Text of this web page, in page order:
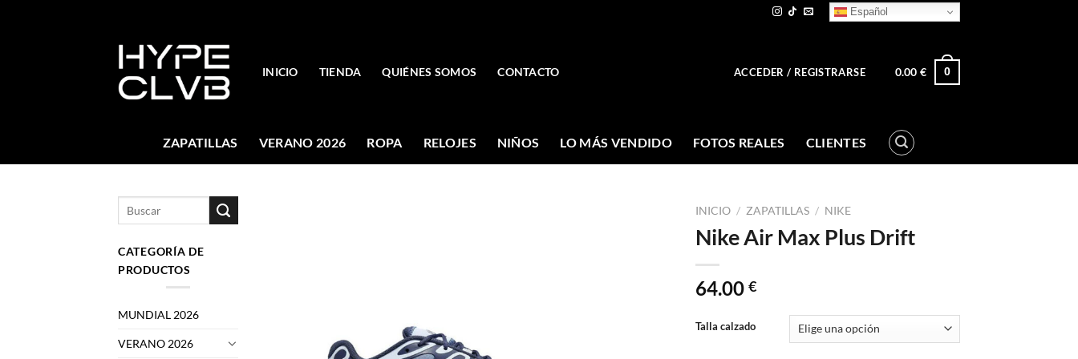
Español
INICIO TIENDA QUIÉNES SOMOS CONTACTO ACCEDER / REGISTRARSE 0.00€ 0
ZAPATILLAS VERANO 2026 ROPA RELOJES NIÑOS LO MÁS VENDIDO FOTOS REALES CLIENTES
CATEGORÍA DE
PRODUCTOS
MUNDIAL 2026
VERANO 2026
INICIO / ZAPATILLAS / NIKE
Nike Air Max Plus Drift
64.00 €
Talla calzado